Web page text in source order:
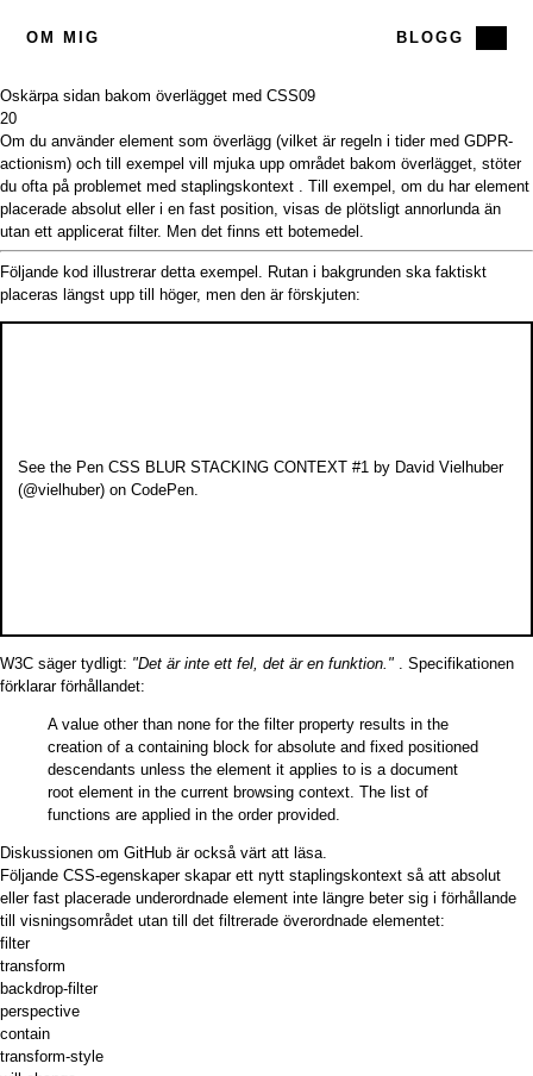
OM MIG BLOGG
Oskärpa sidan bakom överlägget med CSS09
20
Om du använder element som överlägg (vilket är regeln i tider med GDPR-
actionism) och till exempel vill mjuka upp området bakom överlägget, stöter
du ofta på problemet med staplingskontext . Till exempel, om du har element
placerade absolut eller i en fast position, visas de plötsligt annorlunda än
utan ett applicerat filter. Men det finns ett botemedel.
Följande kod illustrerar detta exempel. Rutan i bakgrunden ska faktiskt
placeras längst upp till höger, men den är förskjuten:
See the PenCSS BLUR STACKING CONTEXT #1 by David Vielhuber
(@vielhuber) onCodePen.
W3C säger tydligt: "Det är inte ett fel, det är en funktion."
Specifikationen
förklarar förhållandet:
A value other than none for the filter property results in the
creation of a containing block for absolute and fixed positioned
descendants unless the element it applies to is a document
root element in the current browsing context. The list of
functions are applied in the order provided.
Diskussionen om GitHub är också värt att läsa.
Följande CSS-egenskaper skapar ett nytt staplingskontext så att absolut
eller fast placerade underordnade element inte längre beter sig i förhållande
till visningsområdet utan till det filtrerade överordnade elementet:
filter
transform
backdrop-filter
perspective
contain
transform-style